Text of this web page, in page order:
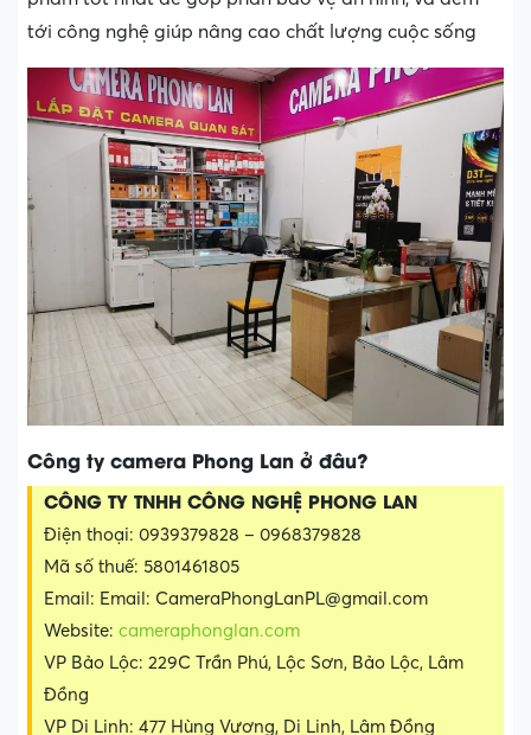
tới công nghệ giúp nâng cao chất lượng cuộc sống
Công ty camera Phong Lan ở đâu?
CÔNG TY TNHH CÔNG NGHỆ PHONG LAN
Điện thoại: 0939379828 – 0968379828
Mã số thuế: 5801461805
Email: Email: CameraPhongLanPL@gmail.com
Website: cameraphonglan.com
VP Bảo Lộc: 229C Trần Phú, Lộc Sơn, Bảo Lộc, Lâm
Đồng
VP Di Linh: 477 Hùng Vương, Di Linh, Lâm Đồng